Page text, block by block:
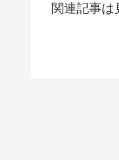
関連記事は